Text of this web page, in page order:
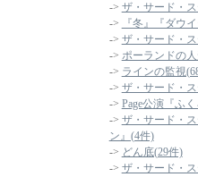
-> ザ・サード・
->
『冬』『ダウ
-> ザ・サード・
-> ポーランドの
-> ラインの監視
-> ザ・サード・
-> Page公演『ふ
-> ザ・サード・
ン』(4件)
-> どん底(29件)
-> ザ・サード・